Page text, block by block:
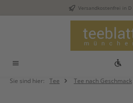
Zum Hauptinhalt springenVersandkostenfrei in D
Sie sind hier: Tee Tee nach Geschmack